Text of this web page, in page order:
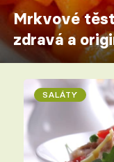
Mrkvové
zdravá a
SALÁTY